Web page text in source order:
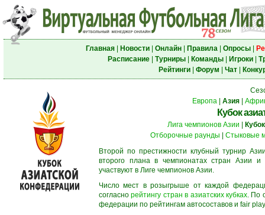
Главная| Новости| Онлайн| Правила| Опросы|
Расписание| Турниры| Команды| Игроки|
Рейтинги| Форум Чат|
Европа
Азия
Кубок
Лига чемпионов Азии
Отборочные раунды
Стыковые
Второй по престижности клубный турнир
второго плана в чемпионатах стран Азии
участвуют в Лиге чемпионов Азии.
Число мест в розыгрыше от каждой
согласнорейтингу стран в азиатских кубках. По
федерации по рейтингам автосоставов и fair